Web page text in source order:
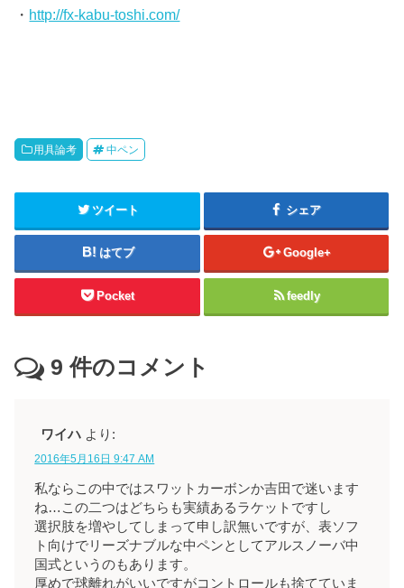
・ http://fx-kabu-toshi.com/
用具論考 中ペン
ツイート シェア
はてブ Google+
Pocket feedly
9 件のコメント
ワイハ より:
2016年5月16日 9:47 AM
私ならこの中ではスワットカーボンか吉田で迷います
ね…この二つはどちらも実績あるラケットですし
選択肢を増やしてしまって申し訳無いですが、表ソフ
ト向けでリーズナブルな中ペンとしてアルスノーバ中
国式というのもあります。
厚めで球離れがいいですがコントロールも捨てていま